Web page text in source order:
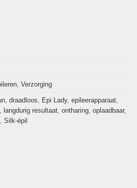
, Verzorging
, draadloos, Epi Lady, epileerapparaat,
, langdurig resultaat, ontharing, oplaadbaar,
, Silk-épil